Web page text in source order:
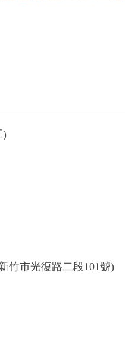
)
竹市光復路二段101號)